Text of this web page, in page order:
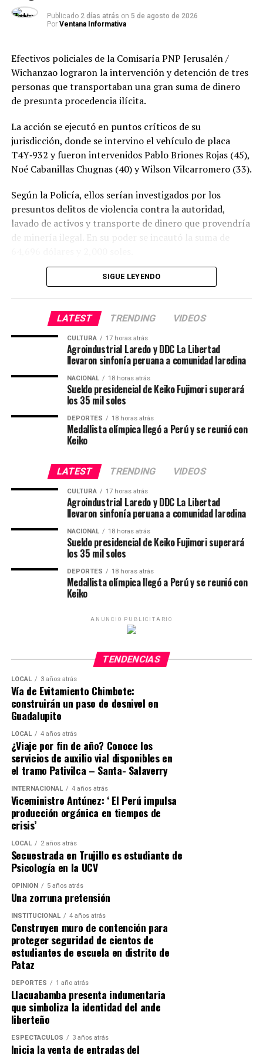
Publicado 2 días atrás on 5 de agosto de 2026
Por Ventana Informativa
Efectivos policiales de la Comisaría PNP Jerusalén /
Wichanzao lograron la intervención y detención de tres
personas que transportaban una gran suma de dinero
de presunta procedencia ilícita.
La acción se ejecutó en puntos críticos de su
jurisdicción, donde se intervino el vehículo de placa
T4Y‑932 y fueron intervenidos Pablo Briones Rojas (45),
Noé Cabanillas Chugnas (40) y Wilson Vilcarromero (33).
Según la Policía, ellos serían investigados por los
presuntos delitos de violencia contra la autoridad,
lavado de activos y transporte de dinero que provendría
de minería ilegal. En su poder se incautó la suma de
SIGUE LEYENDO
LATEST TRENDING VIDEOS
CULTURA 17 horas atrás
Agroindustrial Laredo y DDC La Libertad
llevaron sinfonía peruana a comunidad laredina
NACIONAL 18 horas atrás
Sueldo presidencial de Keiko Fujimori superará
los 35 mil soles
DEPORTES 18 horas atrás
Medallista olímpica llegó a Perú y se reunió con
Keiko
LATEST TRENDING VIDEOS
CULTURA 17 horas atrás
Agroindustrial Laredo y DDC La Libertad
llevaron sinfonía peruana a comunidad laredina
NACIONAL 18 horas atrás
Sueldo presidencial de Keiko Fujimori superará
los 35 mil soles
DEPORTES 18 horas atrás
Medallista olímpica llegó a Perú y se reunió con
Keiko
ANUNCIO PUBLICITARIO
TENDENCIAS
LOCAL 3 años atrás
Vía de Evitamiento Chimbote:
construirán un paso de desnivel en
Guadalupito
LOCAL 4 años atrás
¿Viaje por fin de año? Conoce los
servicios de auxilio vial disponibles en
el tramo Pativilca – Santa- Salaverry
INTERNACIONAL 4 años atrás
Viceministro Antúnez: ‘ El Perú impulsa
producción orgánica en tiempos de
crisis’
LOCAL 2 años atrás
Secuestrada en Trujillo es estudiante de
Psicología en la UCV
OPINIÓN 5 años atrás
Una zorruna pretensión
INSTITUCIONAL 4 años atrás
Construyen muro de contención para
proteger seguridad de cientos de
estudiantes de escuela en distrito de
Pataz
DEPORTES 1 año atrás
Llacuabamba presenta indumentaria
que simboliza la identidad del ande
liberteño
ESPECTÁCULOS 3 años atrás
Inicia la venta de entradas del